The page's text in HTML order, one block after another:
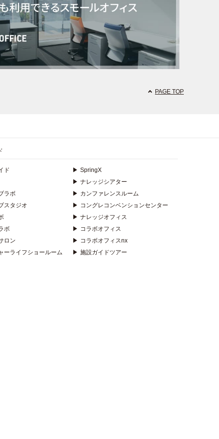
PAGE TOP
ド
ラボ
スタジオ
ボ
ロン
ーライフショールーム
▶ SpringX
▶ ナレッジシアター
▶ カンファレンスルーム
▶ コングレコンベンションセンター
▶ ナレッジオフィス
▶ コラボオフィス
▶ コラボオフィスnx
▶ 施設ガイドツアー